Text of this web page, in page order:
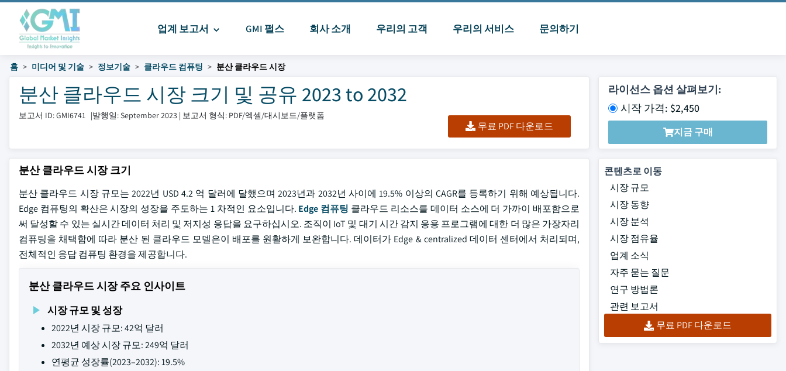
업계 보고서 GMI 펄스 회사 소개 우리의 고객 우리의 서비스 문의하기
홈 미디어 및 기술 정보기술 클라우드 컴퓨팅 분산 클라우드 시장
분산 클라우드 시장 크기 및 공유 2023 to 2032
보고서 ID: GMI6741 |발행일: September 2023 | 보고서 형식: PDF/엑셀/대시보드/플랫폼
무료 PDF 다운로드
라이선스 옵션 살펴보기:
시작 가격: $2,450
지금 구매
분산 클라우드 시장 크기
분산 클라우드 시장 규모는 2022년 USD 4.2 억 달러에 달했으며 2023년과 2032년 사이에 19.5% 이상의 CAGR를 등록하기 위해 예상됩니다.
Edge 컴퓨팅의 확산은 시장의 성장을 주도하는 1 차적인 요소입니다. Edge 컴퓨팅 클라우드 리소스를 데이터 소스에 더 가까이 배포함으로
써 달성할 수 있는 실시간 데이터 처리 및 저지성 응답을 요구하십시오. 조직이 IoT 및 대기 시간 감지 응용 프로그램에 대한 더 많은 가장자리
컴퓨팅을 채택함에 따라 분산 된 클라우드 모델은이 배포를 원활하게 보완합니다. 데이터가 Edge & centralized 데이터 센터에서 처리되며,
전체적인 응답 컴퓨팅 환경을 제공합니다.
분산 클라우드 시장 주요 인사이트
시장 규모 및 성장
2022년 시장 규모: 42억 달러
2032년 예상 시장 규모: 249억 달러
연평균 성장률(2023–2032): 19.5%
콘텐츠로 이동
시장 규모
시장 동향
시장 분석
시장 점유율
업계 소식
자주 묻는 질문
연구 방법론
관련 보고서
무료 PDF 다운로드